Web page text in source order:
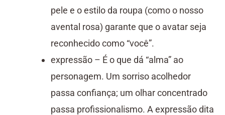
pele e o estilo da roupa (como o nosso
avental rosa) garante que o avatar seja
reconhecido como “você”.
expressão – É o que dá “alma” ao
personagem. Um sorriso acolhedor
passa confiança; um olhar concentrado
passa profissionalismo. A expressão dita